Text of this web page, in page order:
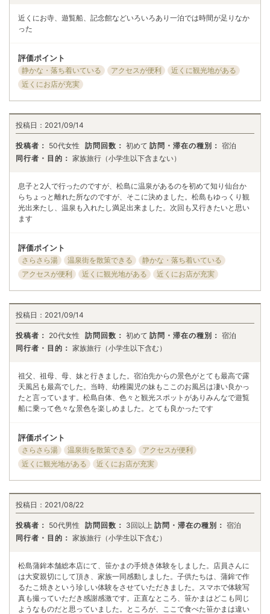
近くにお寺、遊覧船、記念館などいろいろあり一泊では時間が足りなか
った
評価ポイント
静かな・落ち着いている アクセスが便利
近くに観光地がある
近くにお店が充実
投稿日： 2021/09/14
投稿者： 50代女性 訪問回数： 初めて 訪問・滞在の種別： 宿泊
同行者・目的： 家族旅行（小学生以下含まない）
息子と2人で行ったのですが、松島に温泉があるのを初めて知り仙台か
らちょっと離れた所なのですが、そこに決めました。松島もゆっくり観
光出来たし、温泉も入れたし満足出来ました。次回も又行きたいと思い
ます
評価ポイント
さらさら湯 温泉街を散策できる
静かな・落ち着いている
アクセスが便利
近くに観光地がある 近くにお店が充実
投稿日： 2021/09/14
投稿者： 20代女性 訪問回数： 初めて 訪問・滞在の種別： 宿泊
同行者・目的： 家族旅行（小学生以下含む）
祖父、祖母、母、妹と行きました。宿泊先からの景色がとても最高で露
天風呂も最高でした。当時、幼稚園児の妹もここのお風呂は凄い良かっ
たと言っています。松島自体、色々と観光スポットがありみんなで遊覧
船に乗って色々な景色を楽しめました。とても良かったです
評価ポイント
さらさら湯 温泉街を散策できる
アクセスが便利
近くに観光地がある
近くにお店が充実
投稿日： 2021/08/22
投稿者： 50代男性 訪問回数： 3回以上 訪問・滞在の種別： 宿泊
同行者・目的： 家族旅行（小学生以下含む）
松島蒲鉾本舗総本店にて、笹かまの手焼き体験をしました。店員さんに
は大変親切にして頂き、家族一同感動しました。子供たちは、蒲鉾で作
るたこ焼きという珍しい体験をさせていただきました。スマホで体験写
真も撮っていただき感謝感激です。正直なところ、笹かまはどこも同じ
ようなものだと思っていました。ところが、ここで食べた笹かまは違い